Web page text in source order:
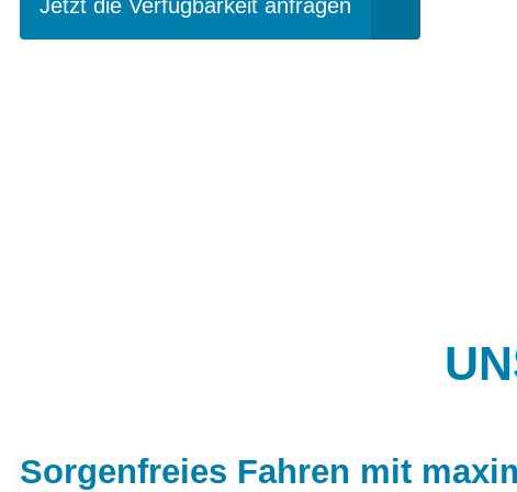
Jetzt die Verfügbarkeit anfragen
Sorgenfreies Fahren mit